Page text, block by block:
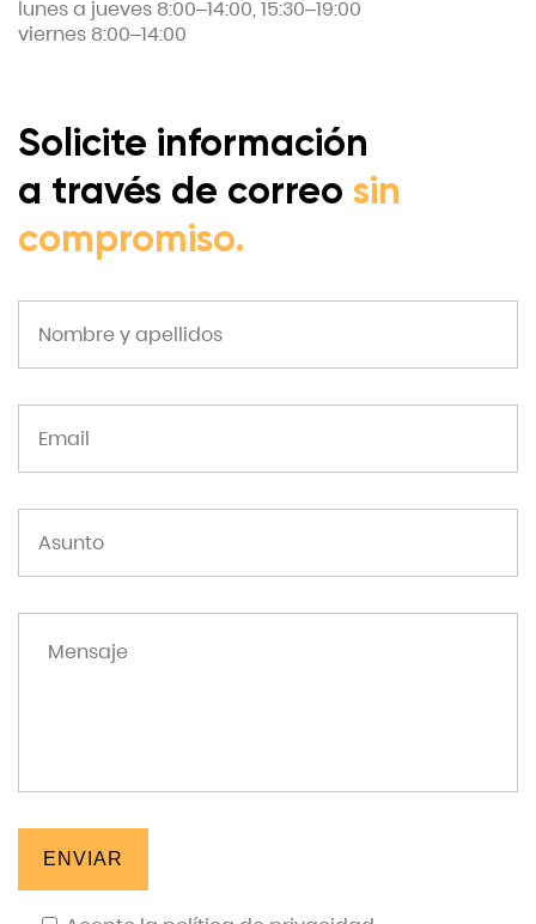
lunes a jueves 8:00–14:00, 15:30–19:00
viernes 8:00–14:00
Solicite información
a través de correo sin
compromiso.
ENVIAR